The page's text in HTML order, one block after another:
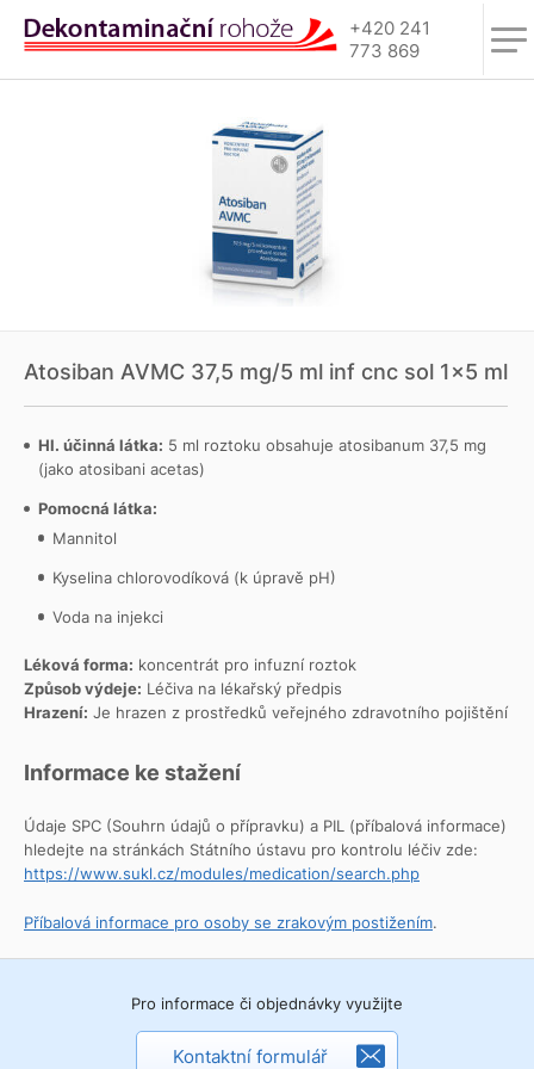
+420 241
773 869
Atosiban AVMC 37,5 mg/5 ml inf cnc sol 1×5 ml
Hl. účinná látka: 5 ml roztoku obsahuje atosibanum 37,5 mg
(jako atosibani acetas)
Pomocná látka:
Mannitol
Kyselina chlorovodíková (k úpravě pH)
Voda na injekci
Léková forma: koncentrát pro infuzní roztok
Způsob výdeje: Léčiva na lékařský předpis
Hrazení: Je hrazen z prostředků veřejného zdravotního pojištění
Informace ke stažení
Údaje SPC (Souhrn údajů o přípravku) a PIL (příbalová informace)
hledejte na stránkách Státního ústavu pro kontrolu léčiv zde:
https://www.sukl.cz/modules/medication/search.php
Příbalová informace pro osoby se zrakovým postižením.
Pro informace či objednávky využijte
Kontaktní formulář